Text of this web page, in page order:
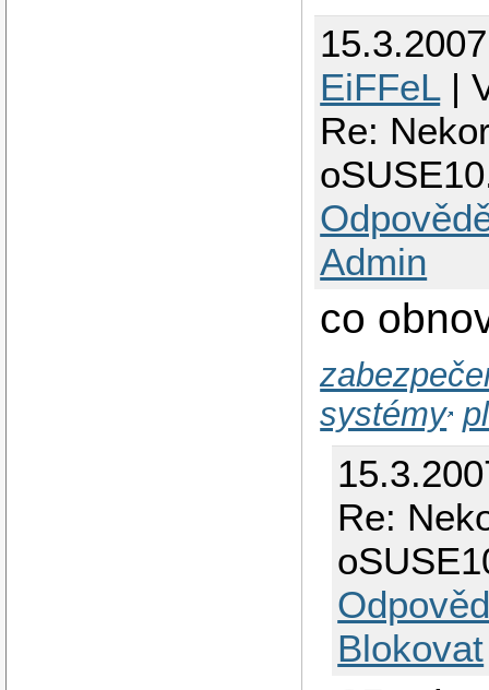
EiFFeL|
Re:
Admin
co
systémy
Re:
Blokovat